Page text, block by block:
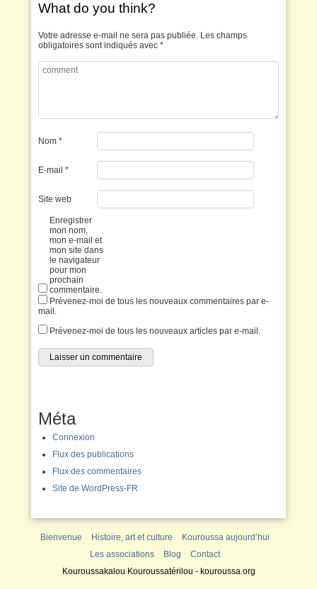
What do you think?
Votre adresse e-mail ne sera pas publiée. Les champs
obligatoires sont indiqués avec *
Nom *
E-mail *
Site web
Enregistrer
mon nom,
mon e-mail et
mon site dans
le navigateur
pour mon
prochain
commentaire.
Prévenez-moi de tous les nouveaux commentaires par e-
mail.
Prévenez-moi de tous les nouveaux articles par e-mail.
Méta
Connexion
Flux des publications
Flux des commentaires
Site de WordPress-FR
Bienvenue Histoire, art et culture
Kouroussa aujourd’hui
Les associations
Blog
Contact
Kouroussakalou Kouroussatérilou - kouroussa.org